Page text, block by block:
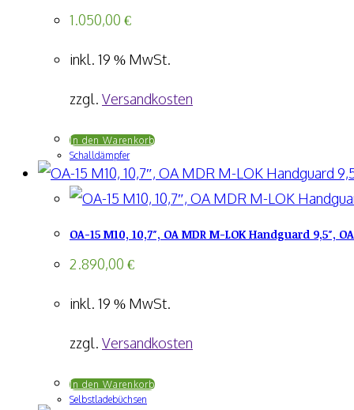
1.050,00 €
inkl. 19 % MwSt.
zzgl. Versandkosten
In den Warenkorb
Schalldämpfer
OA-15 M10, 10,7″, OA MDR M-LOK Handguard 9,5″,
2.890,00 €
inkl. 19 % MwSt.
zzgl. Versandkosten
In den Warenkorb
Selbstladebüchsen